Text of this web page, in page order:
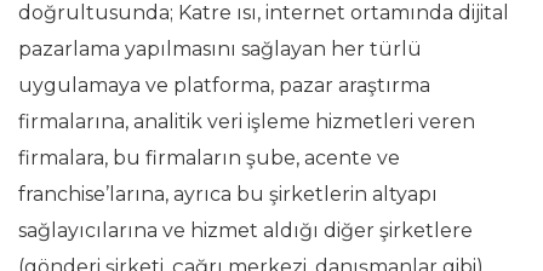
doğrultusunda; Katre ısı, internet ortamında dijital
pazarlama yapılmasını sağlayan her türlü
uygulamaya ve platforma, pazar araştırma
firmalarına, analitik veri işleme hizmetleri veren
firmalara, bu firmaların şube, acente ve
franchise’larına, ayrıca bu şirketlerin altyapı
sağlayıcılarına ve hizmet aldığı diğer şirketlere